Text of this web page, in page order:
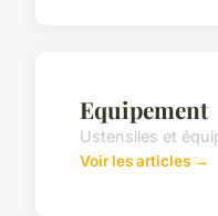
Equipement
Ustensiles et
Voir les articles →